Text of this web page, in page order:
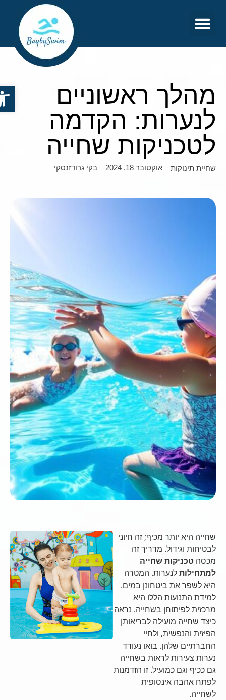
מהלך ראשוניים
לנערות: הקדמה
לטכניקות שחייה
שחיית תינוקות אוקטובר 18, 2024 בקי גרודזנסקי
שחייה היא יותר מכיף; זה חיוני
לבטיחות וגידול. מדריך זה
מכסהטכניקות שחייה
למתחילותלנערות. המטרה
היא לשפר את ביטחונן במים.
למידת התנועות הללו היא
מרכזית לפיתוחן בשחייה. נראה
כיצד שחייה מועילה לבריאותן
הפיזית והנפשית, ולחיי
החברתיים שלהן. בואו נעודד
נערות צעירות לראות בשחייה
גם ככיף וגם כמועיל. זו הזדמנות
לפתח אהבה אינסופית
לשחייה.
פתח